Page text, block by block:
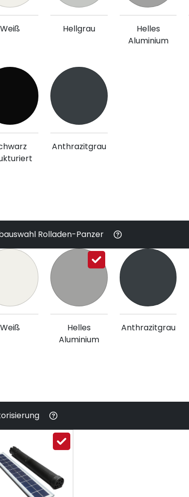
Weiß Hellgrau
Helles
Aluminium
Anthrazitgrau
Rolladen-Panzer
Weiß
Helles
Aluminium
Anthrazitgrau